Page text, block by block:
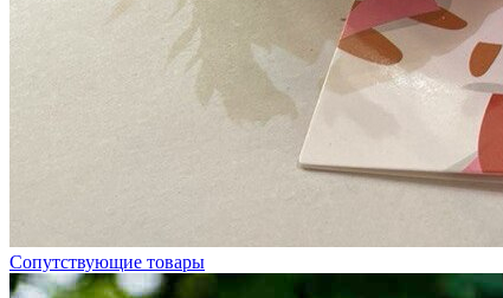
Сопутствующие товары